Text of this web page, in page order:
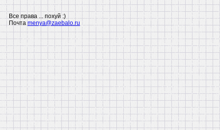
Все права ... похуй :)
Почта menya@zaebalo.ru